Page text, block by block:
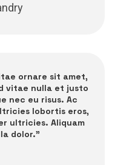
ornare sit amet,
vitae nulla et justo
nec eu risus. Ac
lobortis eros,
ultricies. Aliquam
dolor.”